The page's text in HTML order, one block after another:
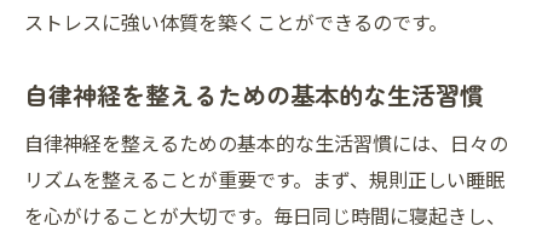
ストレス管理における自律神経の重要性
自律神経を整えストレスを軽減する生活習慣の
ヒント
日常生活でのストレス要因を見直す
自律神経を整えるための時間管理術
ストレスに強い体質を築くことができるのです。
自律神経を整えるための基本的な生活習慣
自律神経を整えるための基本的な生活習慣には、日々の
リズムを整えることが重要です。まず、規則正しい睡眠
を心がけることが大切です。毎日同じ時間に寝起きし、